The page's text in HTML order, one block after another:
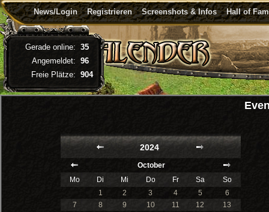
News/Login Registrieren Screenshots & Infos Hall of
2024
October
Mo
Di Mi Do Fr Sa
So
1
2 3 4 5
6
7
8 9 10 11 12
13
Gerade online: 35
Angemeldet: 96
Freie Plätze: 904